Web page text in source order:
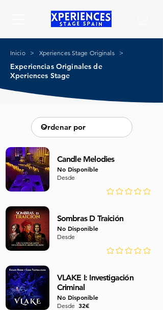
Inicio> Xperiences Stage Originals >
Experiencias Originales de
Xperiences Stage
Candle Melodies
No ratings
No Disponible
Desde
Sombras D Traición
No ratings
No Disponible
Desde
VLAKE I: Investigación
Criminal
No Disponible
Desde 32€